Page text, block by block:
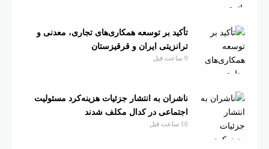
تأکید بر توسعه همکاری‌های تجاری، معدنی و
ترانزیتی ایران و قرقیزستان
9 ساعت قبل
ناشران به انتشار جزئیات هزینه‌کرد مسئولیت
اجتماعی در کدال مکلف شدند
10 ساعت قبل